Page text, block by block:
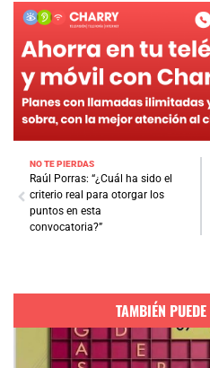
NO TE PIERDAS
Raúl Porras: “¿Cuál ha sido el
criterio real para otorgar los
puntos en esta
convocatoria?”
TAMBIÉN